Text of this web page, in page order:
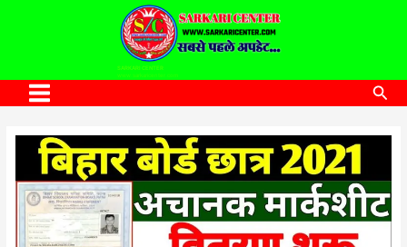
SARKARI CENTER
www.sarkaricenter.com
Main
Menu